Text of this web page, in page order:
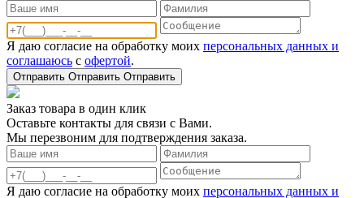
Я даю согласие на обработку моих персональных данных и
соглашаюсь с офертой.
Отправить Отправить Отправить
Заказ товара в один клик
Оставьте контакты для связи с Вами.
Мы перезвоним для подтверждения заказа.
Я даю согласие на обработку моих персональных данных и